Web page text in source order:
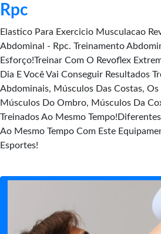
Rpc
Elastico Para Exercicio Musculacao
Abdominal - Rpc. Treinamento
Esforço!Treinar Com O Revoflex
Dia E Você Vai Conseguir Resultados
Abdominais, Músculos Das Costas,
Músculos Do Ombro, Músculos Da
Treinados Ao Mesmo
Ao Mesmo Tempo Com Este
Esportes!